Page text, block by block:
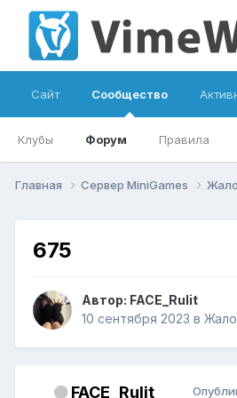
Сайт Сообщество
Клубы Форум Правила
Главная Сервер MiniGames
675
Автор: FACE_Rulit
10 сентября 2023 в
FACE_Rulit